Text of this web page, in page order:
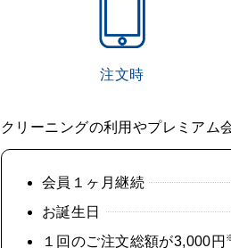
注文時
クリーニングの利用やプレミアム
会員１ヶ月継続
お誕生日
１回のご注文総額が3,000円